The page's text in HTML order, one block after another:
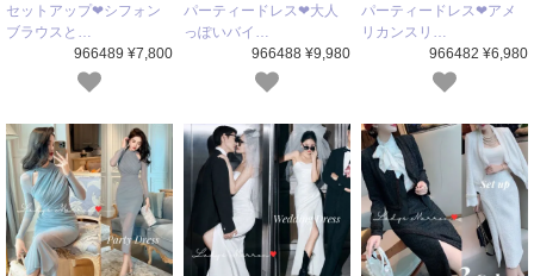
セットアップ❤シフォン
ブラウスと…
966489 ¥7,800
パーティードレス❤大人
っぽいバイ…
966488 ¥9,980
パーティードレス❤アメ
リカンスリ…
966482 ¥6,980